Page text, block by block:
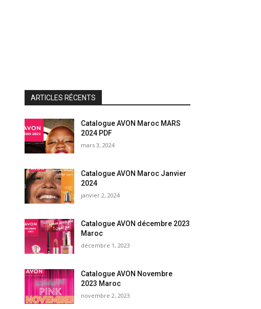
ARTICLES RÉCENTS
Catalogue AVON Maroc MARS
2024 PDF
mars 3, 2024
Catalogue AVON Maroc Janvier
2024
janvier 2, 2024
Catalogue AVON décembre 2023
Maroc
décembre 1, 2023
Catalogue AVON Novembre
2023 Maroc
novembre 2, 2023